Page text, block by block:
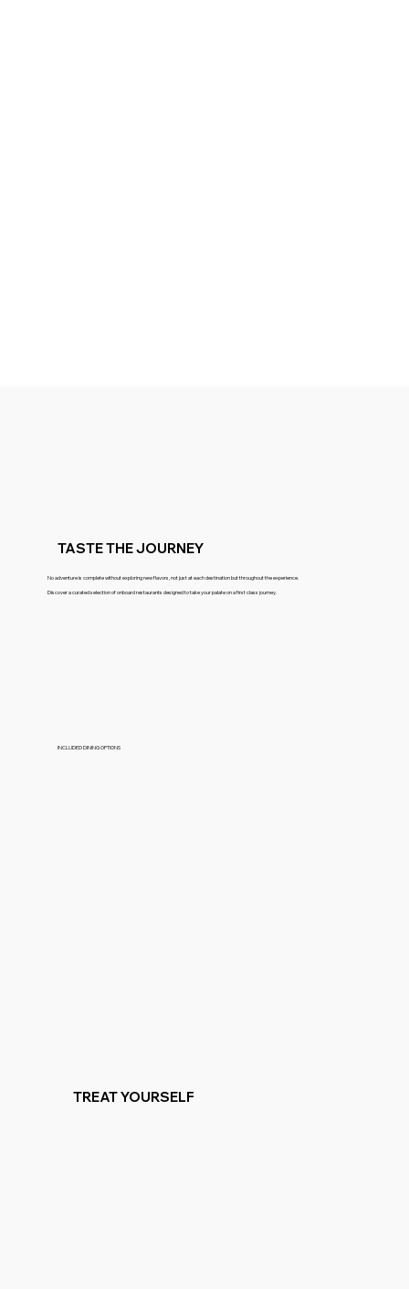
TASTE THE JOURNEY
No adventure is complete without exploring new flavors, not just at each destination but throughout the experience.
Discover a curated selection of onboard restaurants designed to take your palate on a first class journey.
INCLUDED DINING OPTIONS
TREAT YOURSELF